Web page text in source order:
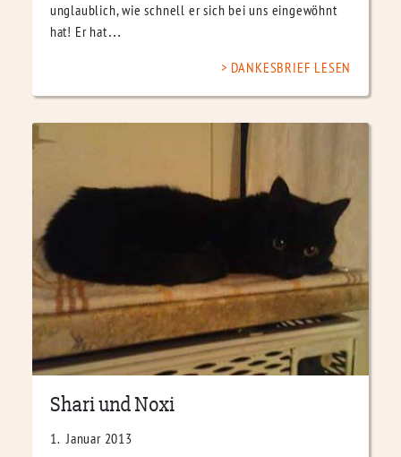
unglaublich, wie schnell er sich bei uns eingewöhnt
hat! Er hat…
DANKESBRIEF LESEN
Shari und Noxi
1. Januar 2013